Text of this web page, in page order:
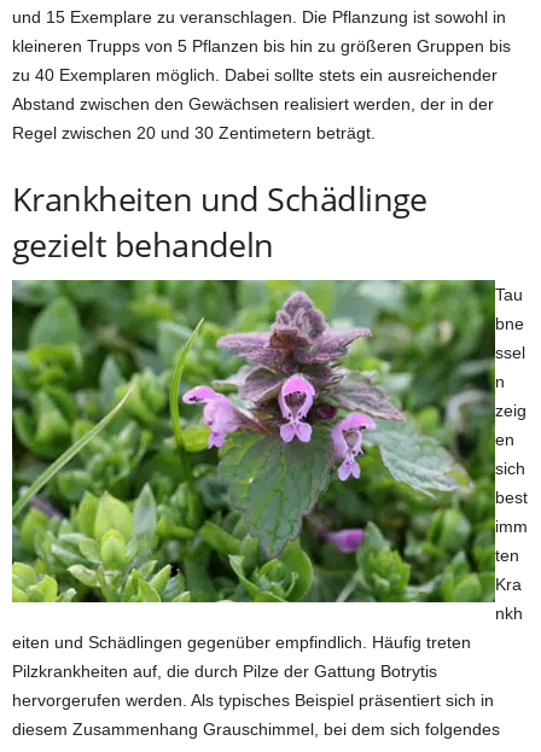
und 15 Exemplare zu veranschlagen. Die Pflanzung ist sowohl in
kleineren Trupps von 5 Pflanzen bis hin zu größeren Gruppen bis
zu 40 Exemplaren möglich. Dabei sollte stets ein ausreichender
Abstand zwischen den Gewächsen realisiert werden, der in der
Regel zwischen 20 und 30 Zentimetern beträgt.
Krankheiten und Schädlinge
gezielt behandeln
Tau
bne
ssel
n
zeig
en
sich
best
imm
ten
Kra
nkh
eiten und Schädlingen gegenüber empfindlich. Häufig treten
Pilzkrankheiten auf, die durch Pilze der Gattung Botrytis
hervorgerufen werden. Als typisches Beispiel präsentiert sich in
diesem Zusammenhang Grauschimmel, bei dem sich folgendes